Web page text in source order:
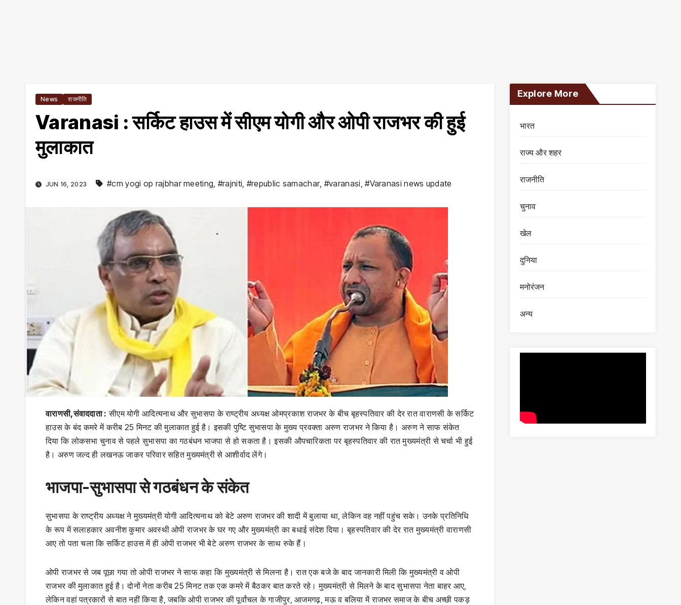
News राजनीति
Varanasi : सर्किट हाउस में सीएम योगी और ओपी राजभर की हुई
मुलाकात
JUN 16, 2023 #cm yogi op rajbhar meeting, #rajniti, #republic samachar, #varanasi,#Varanasi news update
वाराणसी,संवाददाता : सीएम योगी आदित्यनाथ और सुभासपा के राष्ट्रीय अध्यक्ष ओमप्रकाश राजभर के बीच बृहस्पतिवार की देर रात वाराणसी के सर्किट
हाउस के बंद कमरे में करीब 25 मिनट की मुलाकात हुई है। इसकी पुष्टि सुभासपा के मुख्य प्रवक्ता अरुण राजभर ने किया है। अरुण ने साफ संकेत
दिया कि लोकसभा चुनाव से पहले सुभासपा का गठबंधन भाजपा से हो सकता है। इसकी औपचारिकता पर बृहस्पतिवार की रात मुख्यमंत्री से चर्चा भी हुई
है। अरुण जल्द ही लखनऊ जाकर परिवार सहित मुख्यमंत्री से आशीर्वाद लेंगे।
भाजपा-सुभासपा से गठबंधन के संकेत
सुभासपा के राष्ट्रीय अध्यक्ष ने मुख्यमंत्री योगी आदित्यनाथ को बेटे अरुण राजभर की शादी में बुलाया था, लेकिन वह नहीं पहुंच सके। उनके प्रतिनिधि
के रूप में सलाहकार अवनीश कुमार अवस्थी ओपी राजभर के घर गए और मुख्यमंत्री का बधाई संदेश दिया। बृहस्पतिवार की देर रात मुख्यमंत्री वाराणसी
आए तो पता चला कि सर्किट हाउस में ही ओपी राजभर भी बेटे अरुण राजभर के साथ रुके हैं।
ओपी राजभर से जब पूछा गया तो ओपी राजभर ने साफ कहा कि मुख्यमंत्री से मिलना है। रात एक बजे के बाद जानकारी मिली कि मुख्यमंत्री व ओपी
राजभर की मुलाकात हुई है। दोनों नेता करीब 25 मिनट तक एक कमरे में बैठकर बात करते रहे। मुख्यमंत्री से मिलने के बाद सुभासपा नेता बाहर आए,
लेकिन वहां पत्रकारों से बात नहीं किया है, जबकि ओपी राजभर की पूर्वांचल के गाजीपुर, आजमगढ़, मऊ व बलिया में राजभर समाज के बीच अच्छी पकड़
Explore More
भारत
राज्य और शहर
राजनीति
चुनाव
खेल
दुनिया
मनोरंजन
अन्य